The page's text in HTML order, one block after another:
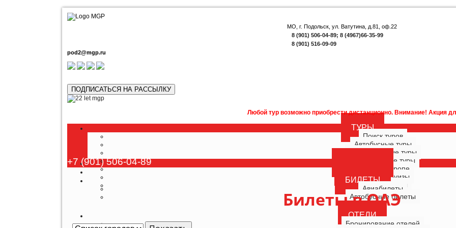
МО, г. Подольск, ул. Ватутина, д.81, оф.22
8 (901) 506-04-89; 8 (4967)66-35-99
8 (901) 516-09-09
pod2@mgp.ru
ПОДПИСАТЬСЯ НА РАССЫЛКУ
Любой тур возможно приобрести дистанционно. Внимание! Акция для наших
ТУРЫ
Поиск туров
Автобусные туры
Многодневные туры
Однодневные туры
Туры по Европе
Морские круизы
Речные круизы
БИЛЕТЫ
Авиабилеты
Автобусные билеты
ОТЕЛИ
Бронирование отелей
+7 (901) 506-04-89
Билеты в ОАЭ